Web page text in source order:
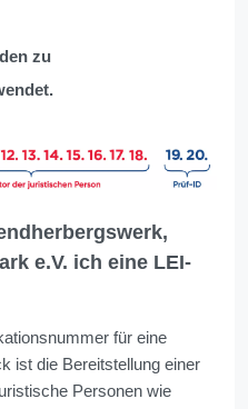
zu
e.V. ich eine LEI-
für eine
ist die Bereitstellung einer
Personen wie